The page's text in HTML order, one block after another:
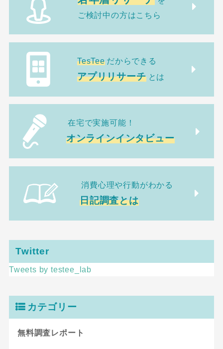
ご検討中の方はこちら
TesTee だからできる
アプリリサーチ とは
在宅で実施可能！
オンラインインタビュー
消費心理や行動がわかる
日記調査とは
Twitter
Tweets by testee_lab
カテゴリー
無料調査レポート